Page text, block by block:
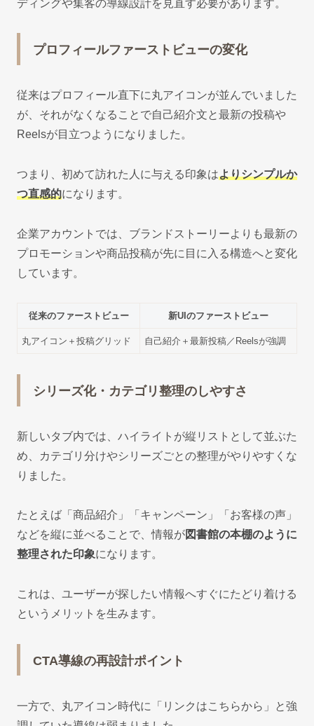
ディングや集客の導線設計を見直す必要があります。
プロフィールファーストビューの変化
従来はプロフィール直下に丸アイコンが並んでいました
が、それがなくなることで自己紹介文と最新の投稿や
Reelsが目立つようになりました。
つまり、初めて訪れた人に与える印象はよりシンプルか
つ直感的になります。
企業アカウントでは、ブランドストーリーよりも最新の
プロモーションや商品投稿が先に目に入る構造へと変化
しています。
従来のファーストビュー 新UIのファーストビュー
丸アイコン＋投稿グリッド 自己紹介＋最新投稿／Reelsが強調
シリーズ化・カテゴリ整理のしやすさ
新しいタブ内では、ハイライトが縦リストとして並ぶた
め、カテゴリ分けやシリーズごとの整理がやりやすくな
りました。
たとえば「商品紹介」「キャンペーン」「お客様の声」
などを縦に並べることで、情報が図書館の本棚のように
整理された印象になります。
これは、ユーザーが探したい情報へすぐにたどり着ける
というメリットを生みます。
CTA導線の再設計ポイント
一方で、丸アイコン時代に「リンクはこちらから」と強